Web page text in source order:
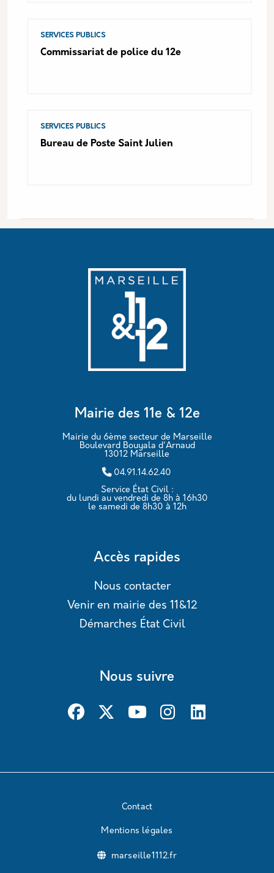
SERVICES PUBLICS
Commissariat de police du 12e
SERVICES PUBLICS
Bureau de Poste Saint Julien
Mairie des 11e & 12e
Mairie du 6ème secteur de Marseille
Boulevard Bouyala d'Arnaud
13012 Marseille
04.91.14.62.40
Service État Civil :
du lundi au vendredi de 8h à 16h30
le samedi de 8h30 à 12h
Accès rapides
Nous contacter
Venir en mairie des 11&12
Démarches État Civil
Nous suivre
Contact
Mentions légales
marseille1112.fr